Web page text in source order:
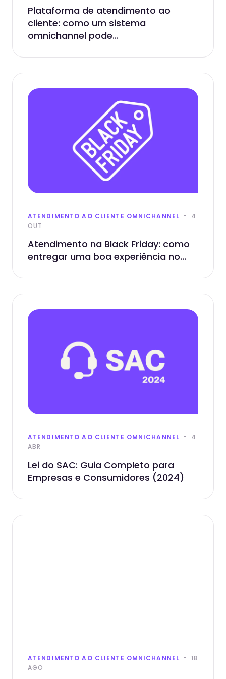
Plataforma de atendimento ao
cliente: como um sistema
omnichannel pode...
ATENDIMENTO AO CLIENTE OMNICHANNEL
4
OUT
Atendimento na Black Friday: como
entregar uma boa experiência no...
ATENDIMENTO AO CLIENTE OMNICHANNEL
4
ABR
Lei do SAC: Guia Completo para
Empresas e Consumidores (2024)
ATENDIMENTO AO CLIENTE OMNICHANNEL
18
AGO